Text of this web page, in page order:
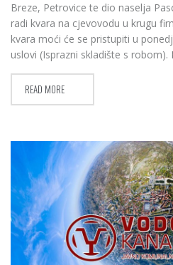
Breze, Petrovice te dio naselja
radi kvara na cjevovodu u krugu
kvara moći će se pristupiti u
uslovi (Isprazni skladište s robom).
READ MORE